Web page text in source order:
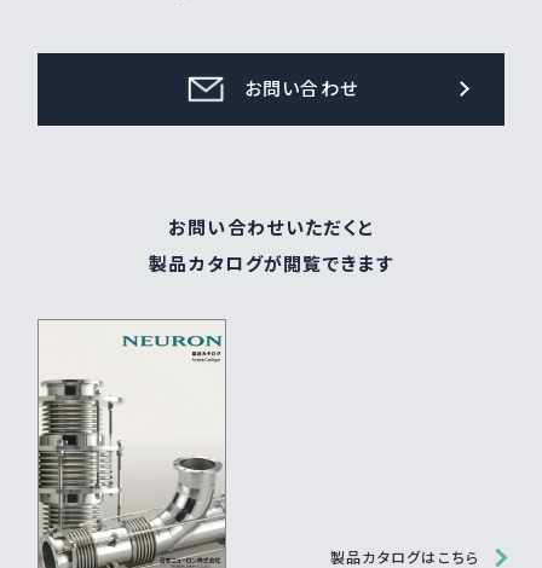
お問い合わせ
お問い合わせいただくと
製品カタログが閲覧できます
製品カタログはこちら